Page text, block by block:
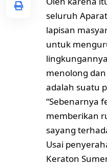
seluruh
lapisan
untuk
menolong
adalah suatu
“Sebenarnya
memberikan
sayang
Usai
Keraton